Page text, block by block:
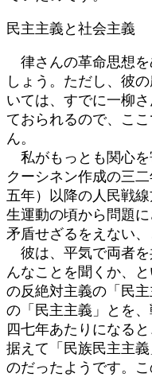
民主主義と社会主義
律さんの革命思想を
しょう。ただし、彼
いては、すでに一柳
ておられるので、こ
ん。
私がもっとも関心を
クーシネン作成の三
五年）以降の人民戦
生運動の頃から問題
矛盾せざるをえない
彼は、平気で両者を
んなことを聞くか、
の反絶対主義の「民
の「民主主義」とを
四七年あたりになる
据えて「民族民主主
のだったようです。